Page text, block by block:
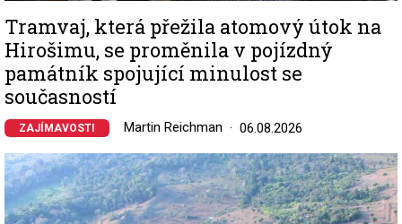
Tramvaj, která přežila atomový útok na
Hirošimu, se proměnila v pojízdný
památník spojující minulost se
současností
ZAJÍMAVOSTI Martin Reichman 06.08.2026
Image